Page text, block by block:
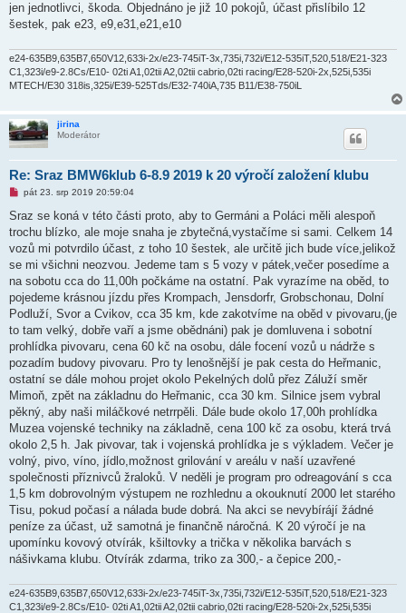
s
p
e
k
jen jednotlivci, škoda. Objednáno je již 10 pokojů, účast přislíbilo 12
šestek, pak e23, e9,e31,e21,e10
e24-635B9,635B7,650V12,633i-2x/e23-745iT-3x,735i,732i/E12-535iT,520,518/E21-323
C1,323i/e9-2.8Cs/E10- 02ti A1,02tii A2,02tii cabrio,02ti racing/E28-520i-2x,525i,535i
MTECH/E30 318is,325i/E39-525Tds/E32-740iA,735 B11/E38-750iL
jirina
Moderátor
Re: Sraz BMW6klub 6-8.9 2019 k 20 výročí založení klubu
N
v
p
ř
s
p
v
e
pát 23. srp 2019 20:59:04
Sraz se koná v této části proto, aby to Germáni a Poláci měli alespoň
trochu blízko, ale moje snaha je zbytečná,vystačíme si sami. Celkem 14
vozů mi potvrdilo účast, z toho 10 šestek, ale určitě jich bude více,jelikož
se mi všichni neozvou. Jedeme tam s 5 vozy v pátek,večer posedíme a
na sobotu cca do 11,00h počkáme na ostatní. Pak vyrazíme na oběd, to
pojedeme krásnou jízdu přes Krompach, Jensdorfr, Grobschonau, Dolní
Podluží, Svor a Cvikov, cca 35 km, kde zakotvíme na oběd v pivovaru,(je
to tam velký, dobře vaří a jsme obědnáni) pak je domluvena i sobotní
prohlídka pivovaru, cena 60 kč na osobu, dále focení vozů u nádrže s
pozadím budovy pivovaru. Pro ty lenošnější je pak cesta do Heřmanic,
ostatní se dále mohou projet okolo Pekelných dolů přez Záluží směr
Mimoň, zpět na základnu do Heřmanic, cca 30 km. Silnice jsem vybral
pěkný, aby naši miláčkové netrrpěli. Dále bude okolo 17,00h prohlídka
Muzea vojenské techniky na základně, cena 100 kč za osobu, která trvá
okolo 2,5 h. Jak pivovar, tak i vojenská prohlídka je s výkladem. Večer je
volný, pivo, víno, jídlo,možnost grilování v areálu v naší uzavřené
společnosti příznivců žraloků. V neděli je program pro odreagování s cca
1,5 km dobrovolným výstupem ne rozhlednu a okouknutí 2000 let starého
Tisu, pokud počasí a nálada bude dobrá. Na akci se nevybírájí žádné
peníze za účast, už samotná je finančně náročná. K 20 výročí je na
upomínku kovový otvírák, kšiltovky a trička v několika barvách s
nášivkama klubu. Otvírák zdarma, triko za 300,- a čepice 200,-
e24-635B9,635B7,650V12,633i-2x/e23-745iT-3x,735i,732i/E12-535iT,520,518/E21-323
C1,323i/e9-2.8Cs/E10- 02ti A1,02tii A2,02tii cabrio,02ti racing/E28-520i-2x,525i,535i